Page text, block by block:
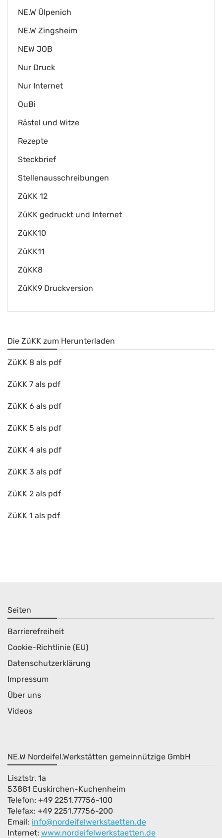
NE.W Ülpenich
NE.W Zingsheim
NEW JOB
Nur Druck
Nur Internet
QuBi
Rästel und Witze
Rezepte
Steckbrief
Stellenausschreibungen
ZüKK 12
ZüKK gedruckt und Internet
ZüKK10
ZüKK11
ZüKK8
ZüKK9 Druckversion
Die ZüKK zum Herunterladen
ZüKK 8 als pdf
ZüKK 7 als pdf
ZüKK 6 als pdf
ZüKK 5 als pdf
ZüKK 4 als pdf
ZüKK 3 als pdf
ZüKK 2 als pdf
ZüKK 1 als pdf
Seiten
Barrierefreiheit
Cookie-Richtlinie (EU)
Datenschutzerklärung
Impressum
Über uns
Videos
NE.W Nordeifel.Werkstätten gemeinnützige GmbH
Lisztstr. 1a
53881 Euskirchen-Kuchenheim
Telefon: +49 2251.77756-100
Telefax: +49 2251.77756-200
Email: info@nordeifelwerkstaetten.de
Internet: www.nordeifelwerkstaetten.de